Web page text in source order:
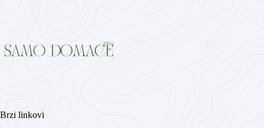
Brzi linkovi